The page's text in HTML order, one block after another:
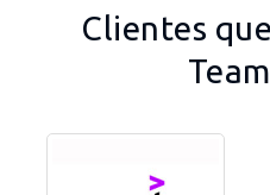
Clientes